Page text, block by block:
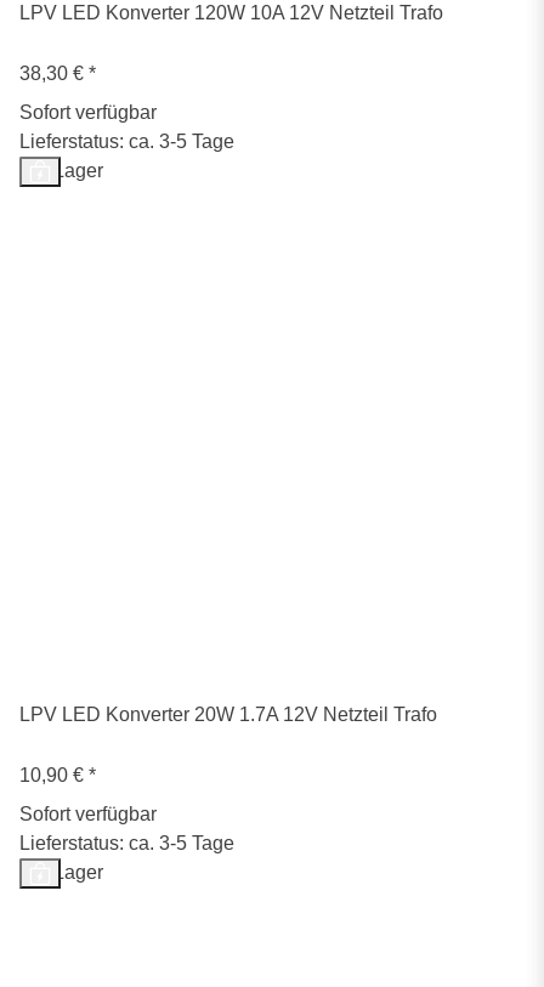
LPV LED Konverter 120W 10A 12V Netzteil Trafo
38,30 € *
Sofort verfügbar
Lieferstatus: ca. 3-5 Tage
Auf Lager
LPV LED Konverter 20W 1.7A 12V Netzteil Trafo
10,90 € *
Sofort verfügbar
Lieferstatus: ca. 3-5 Tage
Auf Lager